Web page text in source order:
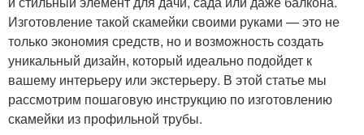
Изготовление такой скамейки своими руками — это не
только экономия средств, но и возможность создать
уникальный дизайн, который идеально подойдет к
вашему интерьеру или экстерьеру. В этой статье мы
рассмотрим пошаговую инструкцию по изготовлению
скамейки из профильной трубы.